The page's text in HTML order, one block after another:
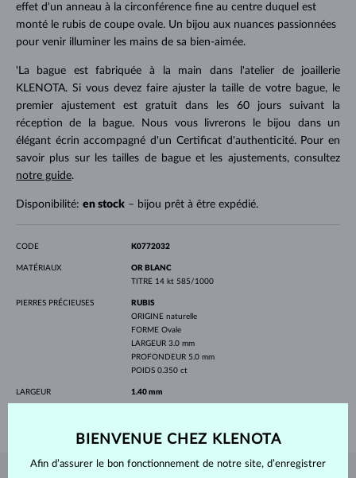
effet d'un anneau à la circonférence fine au centre duquel est
monté le rubis de coupe ovale. Un bijou aux nuances passionnées
pour venir illuminer les mains de sa bien-aimée.
'La bague est fabriquée à la main dans l'atelier de joaillerie
KLENOTA. Si vous devez faire ajuster la taille de votre bague, le
premier ajustement est gratuit dans les 60 jours suivant la
réception de la bague. Nous vous livrerons le bijou dans un
élégant écrin accompagné d'un Certificat d'authenticité. Pour en
savoir plus sur les tailles de bague et les ajustements, consultez
notre guide.
Disponibilité: en stock– bijou prêt à être expédié.
CODE K0772032
MATÉRIAUX
OR BLANC
TITRE 14 kt 585/1000
PIERRES PRÉCIEUSES
RUBIS
ORIGINE naturelle
FORME Ovale
LARGEUR 3.0 mm
PROFONDEUR 5.0 mm
POIDS 0.350 ct
LARGEUR 1.40 mm
BIENVENUE CHEZ KLENOTA
Afin d’assurer le bon fonctionnement de notre site, d’enregistrer